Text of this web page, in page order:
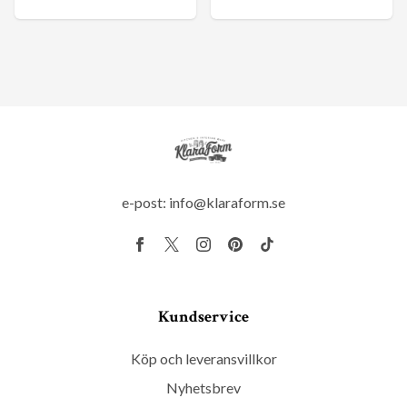
e-post: info@klaraform.se
Kundservice
Köp och leveransvillkor
Nyhetsbrev